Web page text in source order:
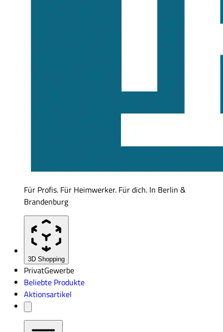
Für Profis. Für Heimwerker. Für dich. In Berlin &
Brandenburg
3D Shopping
PrivatGewerbe
Beliebte Produkte
Aktionsartikel